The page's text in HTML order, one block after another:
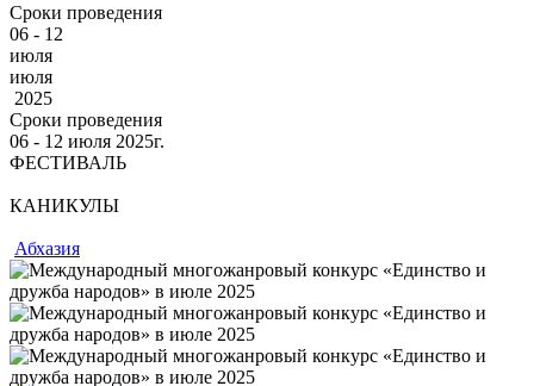
Сроки проведения
06 - 12
июля
июля
2025
Сроки проведения
06 ‐ 12 июля 2025г.
ФЕСТИВАЛЬ
КАНИКУЛЫ
Абхазия